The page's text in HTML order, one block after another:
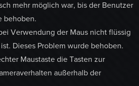
mehr möglich war, bis der Benutzer
behoben.
Verwendung der Maus nicht flüssig
Dieses Problem wurde behoben.
Maustaste die Tasten zur
außerhalb der